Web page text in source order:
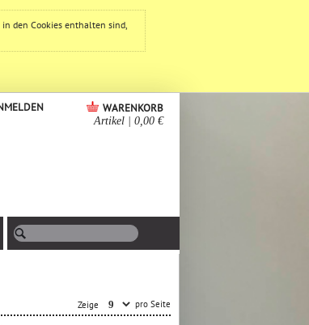
den Cookies enthalten sind,
WARENKORB
Artikel 0,00 €
Zeige pro Seite